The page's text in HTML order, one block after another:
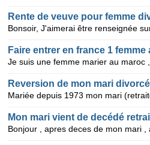
Rente de veuve pour femme
Mon mari vient de decédé